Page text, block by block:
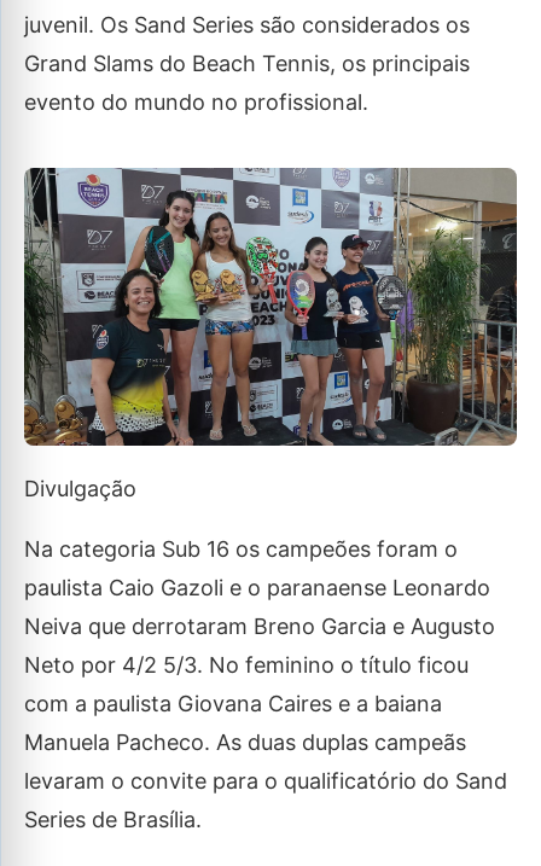
juvenil. Os Sand Series são considerados os
Grand Slams do Beach Tennis, os principais
evento do mundo no profissional.
Divulgação
Na categoria Sub 16 os campeões foram o
paulista Caio Gazoli e o paranaense Leonardo
Neiva que derrotaram Breno Garcia e Augusto
Neto por 4/2 5/3. No feminino o título ficou
com a paulista Giovana Caires e a baiana
Manuela Pacheco. As duas duplas campeãs
levaram o convite para o qualificatório do Sand
Series de Brasília.